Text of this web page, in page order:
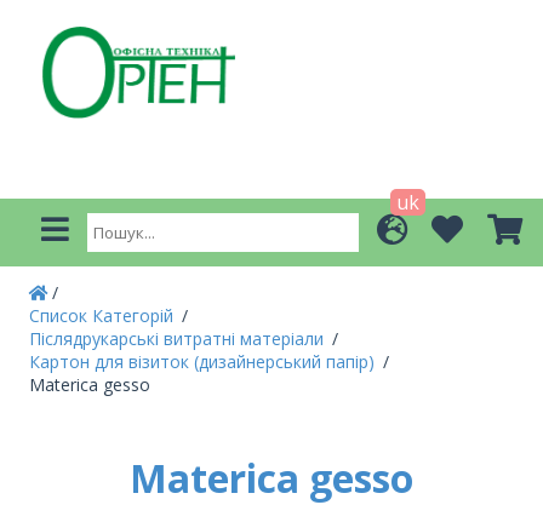
uk
Список Категорій
Післядрукарські витратні матеріали
Картон для візиток (дизайнерський папір)
Materica gesso
Materica gesso